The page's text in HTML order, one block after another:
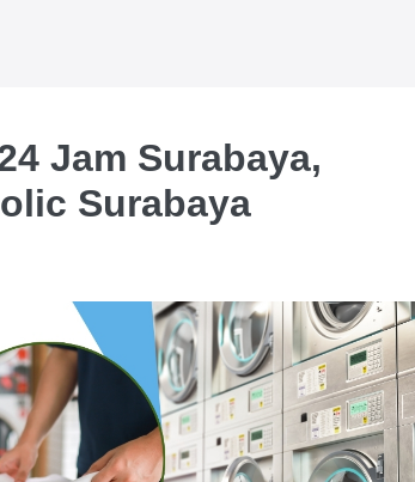
Jam Surabaya,
Surabaya